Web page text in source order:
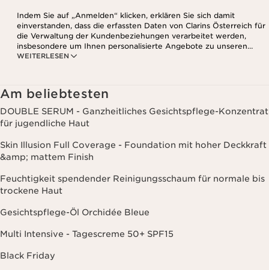
WEITERLESEN
Indem Sie auf „Anmelden“ klicken, erklären Sie sich damit
einverstanden, dass die erfassten Daten von Clarins Österreich für
die Verwaltung der Kundenbeziehungen verarbeitet werden,
insbesondere um Ihnen personalisierte Angebote zu unseren
Produkten und Dienstleistungen entsprechend Ihrem
Websites Dritter, sowie für analytische Zwecke.
Am beliebtesten
DOUBLE SERUM - Ganzheitliches Gesichtspflege-Konzentrat
für jugendliche Haut
Skin Illusion Full Coverage - Foundation mit hoher Deckkraft
&amp; mattem Finish
Feuchtigkeit spendender Reinigungsschaum für normale bis
trockene Haut
Gesichtspflege-Öl Orchidée Bleue
Multi Intensive - Tagescreme 50+ SPF15
Black Friday